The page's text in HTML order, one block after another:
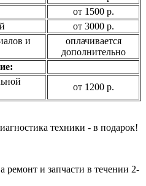
от 1500 р.
от 3000 р.
и
оплачивается
дополнительно
от 1200 р.
техники - в подарок!
ремонт и запчасти в течении 2-